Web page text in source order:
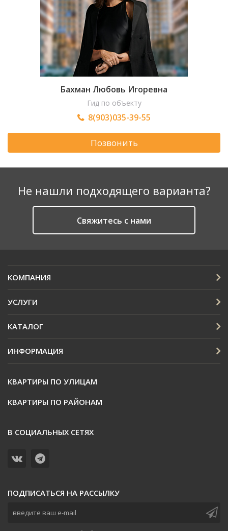
Бахман Любовь Игоревна
Гид по объекту
8(903)035-39-55
Позвонить
Не нашли подходящего варианта?
Cвяжитесь с нами
КОМПАНИЯ
УСЛУГИ
КАТАЛОГ
ИНФОРМАЦИЯ
КВАРТИРЫ ПО УЛИЦАМ
КВАРТИРЫ ПО РАЙОНАМ
В СОЦИАЛЬНЫХ СЕТЯХ
ПОДПИСАТЬСЯ НА РАССЫЛКУ